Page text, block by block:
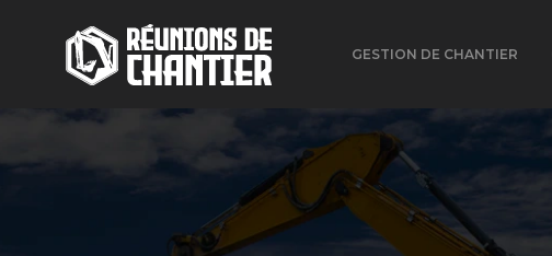
GESTION DE CHANTIER